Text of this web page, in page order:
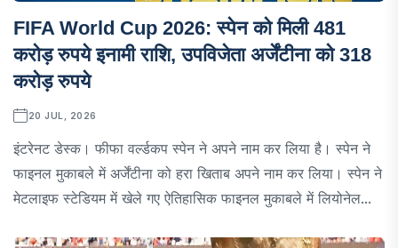
FIFA World Cup 2026: स्पेन को मिली 481
करोड़ रुपये इनामी राशि, उपविजेता अर्जेंटीना को 318
करोड़ रुपये
20 JUL, 2026
इंटरेनट डेस्क। फीफा वर्ल्डकप स्पेन ने अपने नाम कर लिया है। स्पेन ने
फाइनल मुकाबले में अर्जेंटीना को हरा खिताब अपने नाम कर लिया। स्पेन ने
मेटलाइफ स्टेडियम में खेले गए ऐतिहासिक फाइनल मुकाबले में लियोनेल...